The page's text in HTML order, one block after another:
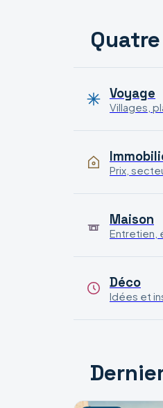
Voyage
Villages,
Prix,
Maison
Entretien,
Déco
Idées et